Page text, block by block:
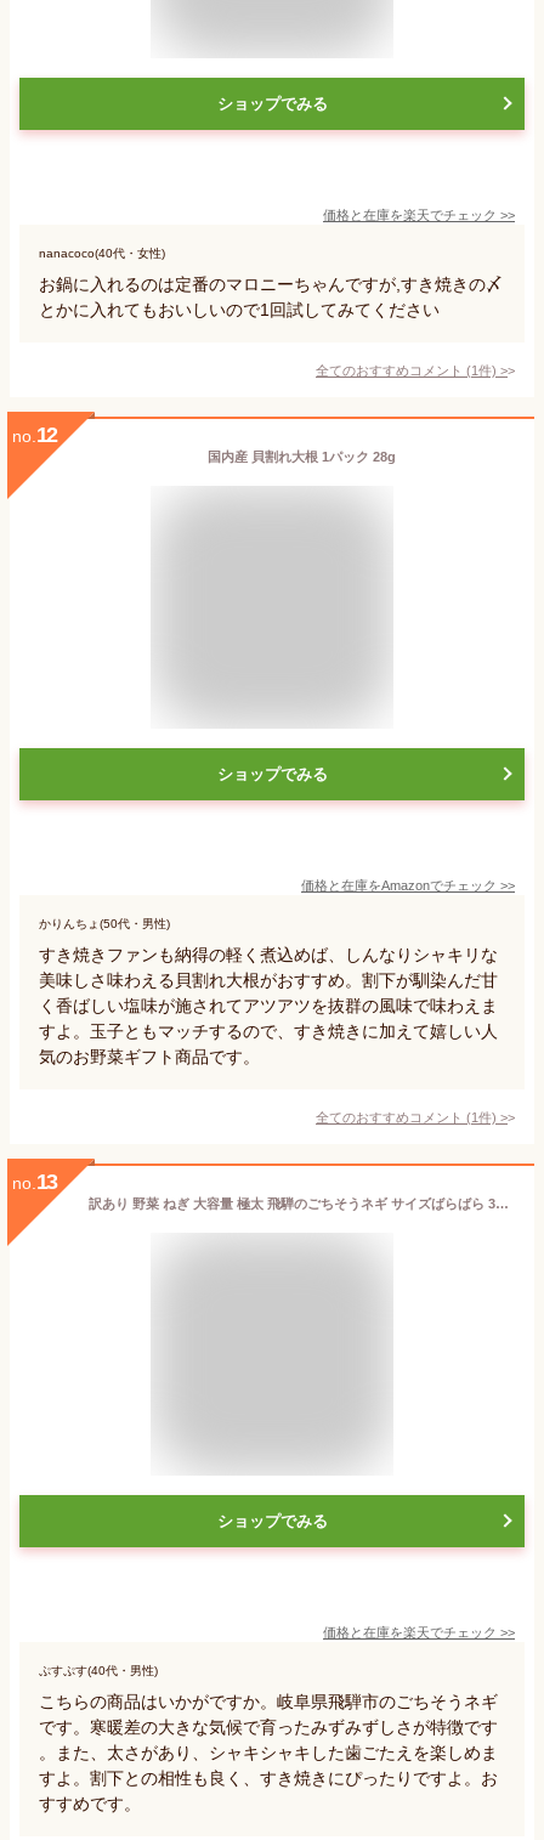
ショップでみる
価格と在庫を楽天でチェック >>
nanacoco(40代・女性)
お鍋に入れるのは定番のマロニーちゃんですが,すき焼きの〆
とかに入れてもおいしいので1回試してみてください
全てのおすすめコメント (1件) >
no. 12
国内産 貝割れ大根 1パック 28g
ショップでみる
価格と在庫をAmazonでチェック >>
かりんちょ(50代・男性)
すき焼きファンも納得の軽く煮込めば、しんなりシャキリな
美味しさ味わえる貝割れ大根がおすすめ。割下が馴染んだ甘
く香ばしい塩味が施されてアツアツを抜群の風味で味わえま
すよ。玉子ともマッチするので、すき焼きに加えて嬉しい人
気のお野菜ギフト商品です。
全てのおすすめコメント (1件) >
no. 13
訳あり 野菜 ねぎ 大容量 極太 飛騨のごちそうネギ サイズばらばら 3kg 約18〜24本 旬の野菜 希少品種 旬野菜 秋野菜 冬野菜 水村農園 岐阜県産 産地直送 産直 農家直送 白ネギ 白ねぎ 根深ネギ お得
ショップでみる
価格と在庫を楽天でチェック >>
ぷすぷす(40代・男性)
こちらの商品はいかがですか。岐阜県飛騨市のごちそうネギ
です。寒暖差の大きな気候で育ったみずみずしさが特徴です
。また、太さがあり、シャキシャキした歯ごたえを楽しめま
すよ。割下との相性も良く、すき焼きにぴったりですよ。お
すすめです。